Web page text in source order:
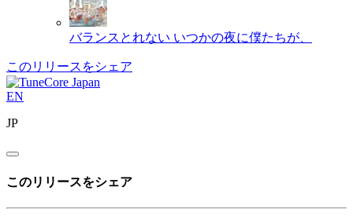
バランスとれない いつかの夜に僕たちが、
このリリースをシェア
EN
JP
このリリースをシェア